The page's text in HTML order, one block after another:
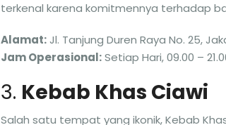
terkenal karena komitmennya terhadap
Alamat:Jl. Tanjung Duren Raya No. 25,
Jam Operasional:Setiap Hari, 09.00 –
3. Kebab Khas Ciawi
Salah satu tempat yang ikonik, Kebab